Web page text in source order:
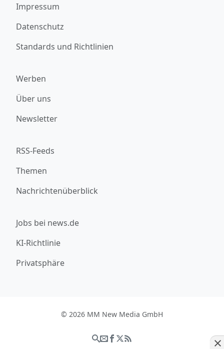
Impressum
Datenschutz
Standards und Richtlinien
Werben
Über uns
Newsletter
RSS-Feeds
Themen
Nachrichtenüberblick
Jobs bei news.de
KI-Richtlinie
Privatsphäre
© 2026 MM New Media GmbH